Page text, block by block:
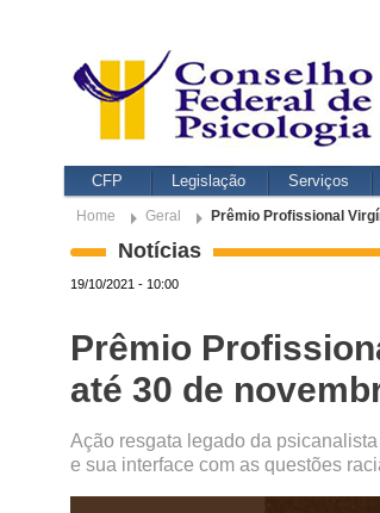
CFP Legislação Serviços
Home Geral Prêmio Profissional
Notícias
19/10/2021 - 10:00
Prêmio
até 30 de
Ação resgata legado da
e sua interface com as questões